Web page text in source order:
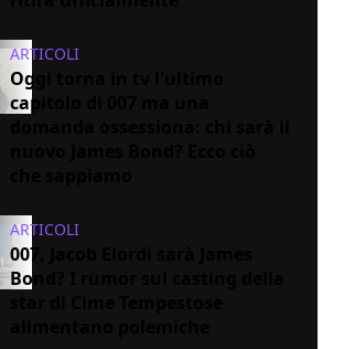
ARTICOLI
Oggi torna in tv l'ultimo
capitolo di 007 ma una
ARTICOLI
007, Jacob Elordi sarà James
Bond? I rumor sul casting della